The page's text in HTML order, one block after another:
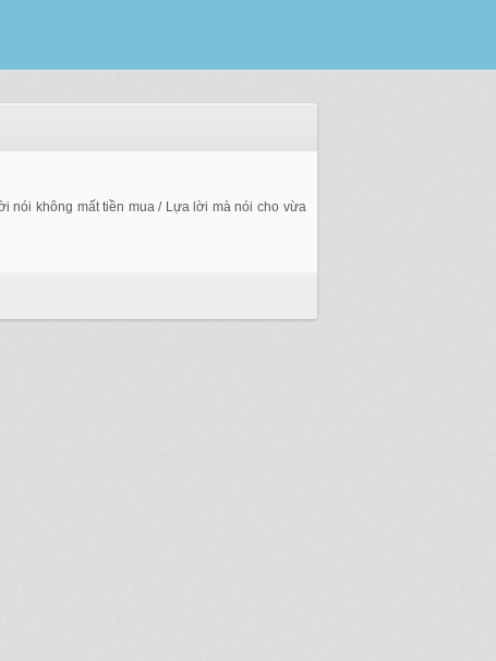
nói không mất tiền mua / Lựa lời mà nói cho vừa